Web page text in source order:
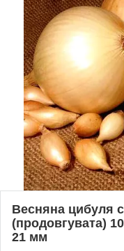
Весняна цибуля
(продовгувата)
21 мм